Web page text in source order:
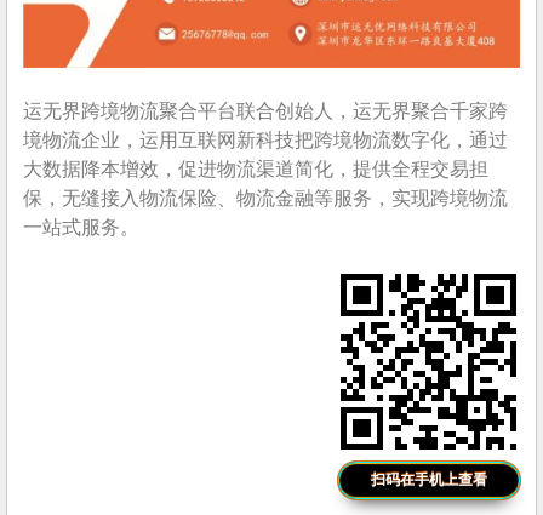
运无界跨境物流聚合平台联合创始人，运无界聚合千家跨
境物流企业，运用互联网新科技把跨境物流数字化，通过
大数据降本增效，促进物流渠道简化，提供全程交易担
保，无缝接入物流保险、物流金融等服务，实现跨境物流
一站式服务。
扫码在手机上查看